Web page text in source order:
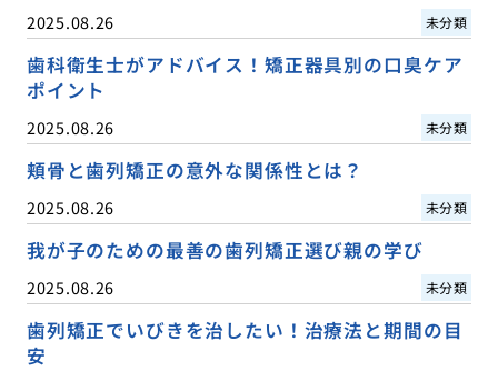
2025.08.26 未分類
歯科衛生士がアドバイス！矯正器具別の口臭ケア
ポイント
2025.08.26 未分類
頬骨と歯列矯正の意外な関係性とは？
2025.08.26 未分類
我が子のための最善の歯列矯正選び親の学び
2025.08.26 未分類
歯列矯正でいびきを治したい！治療法と期間の目
安